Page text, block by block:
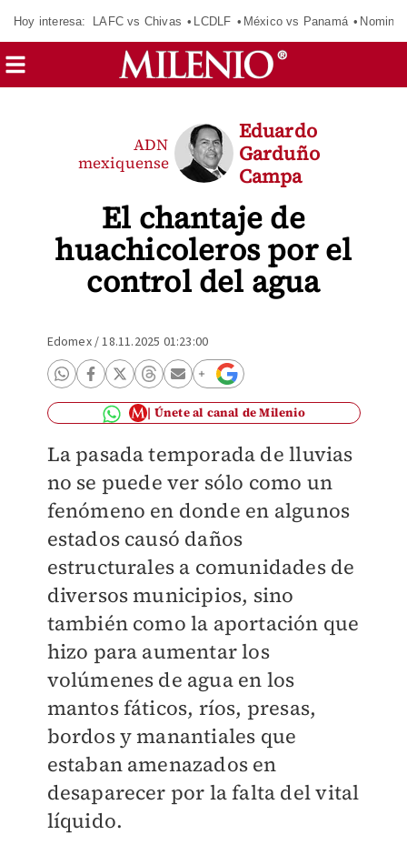
Hoy interesa: LAFC vs Chivas LCDLF México vs Panamá
El chantaje de
huachicoleros por el
control del agua
ADN
mexiquense
Eduardo
Garduño
Campa
Edomex/18.11.2025 01:23:00
Únete al canal de Milenio
La pasada temporada de lluvias
no se puede ver sólo como un
fenómeno en donde en algunos
estados causó daños
estructurales a comunidades de
diversos municipios, sino
también como la aportación que
hizo para aumentar los
volúmenes de agua en los
mantos fáticos, ríos, presas,
bordos y manantiales que
estaban amenazados en
desaparecer por la falta del vital
líquido.